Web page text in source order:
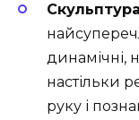
Скульптура
динамічні,
настільки
руку і